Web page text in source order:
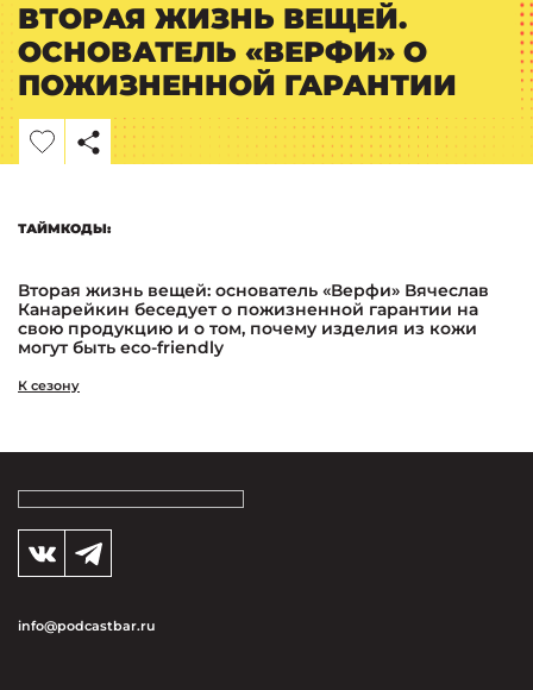
ВТОРАЯ ЖИЗНЬ ВЕЩЕЙ.
ОСНОВАТЕЛЬ «ВЕРФИ» О
ПОЖИЗНЕННОЙ ГАРАНТИИ
ТАЙМКОДЫ:
Вторая жизнь вещей: основатель «Верфи» Вячеслав
Канарейкин беседует о пожизненной гарантии на
свою продукцию и о том, почему изделия из кожи
могут быть eco-friendly
К сезону
info@podcastbar.ru